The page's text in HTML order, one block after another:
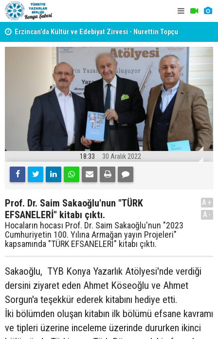
Erzincan’da Kültür ve Edebiyat Zirvesi - Nurettin Topçu
Sokağı Açılışı
18:33 30 Aralık 2022
Prof. Dr. Saim Sakaoğlu'nun "TÜRK
EFSANELERİ" kitabı çıktı.
Hocaların hocası Prof. Dr. Saim Sakaoğlu'nun "2023
Cumhuriyetin 100. Yılına Armağan yayın Projeleri"
kapsamında "TÜRK EFSANELERİ" kitabı çıktı.
A+
A-
Sakaoğlu, TYB Konya Yazarlık Atölyesi'nde verdiği
dersini ziyaret eden Ahmet Köseoğlu ve Ahmet
Sorgun'a teşekkür ederek kitabını hediye etti.
İki bölümden oluşan kitabın ilk bölümü efsane kavramı
ve tipleri üzerine inceleme üzerinde dururken ikinci